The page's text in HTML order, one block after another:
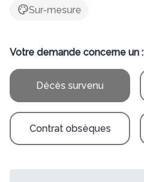
PRESSE
paletteSur-mesure
Votre demande concerne un :
Décès survenu
Contrat obsèques